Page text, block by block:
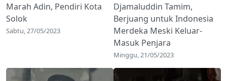
Marah Adin, Pendiri Kota
Solok
Sabtu, 27/05/2023
Djamaluddin Tamim,
Berjuang untuk Indonesia
Merdeka Meski Keluar-
Masuk Penjara
Minggu, 21/05/2023